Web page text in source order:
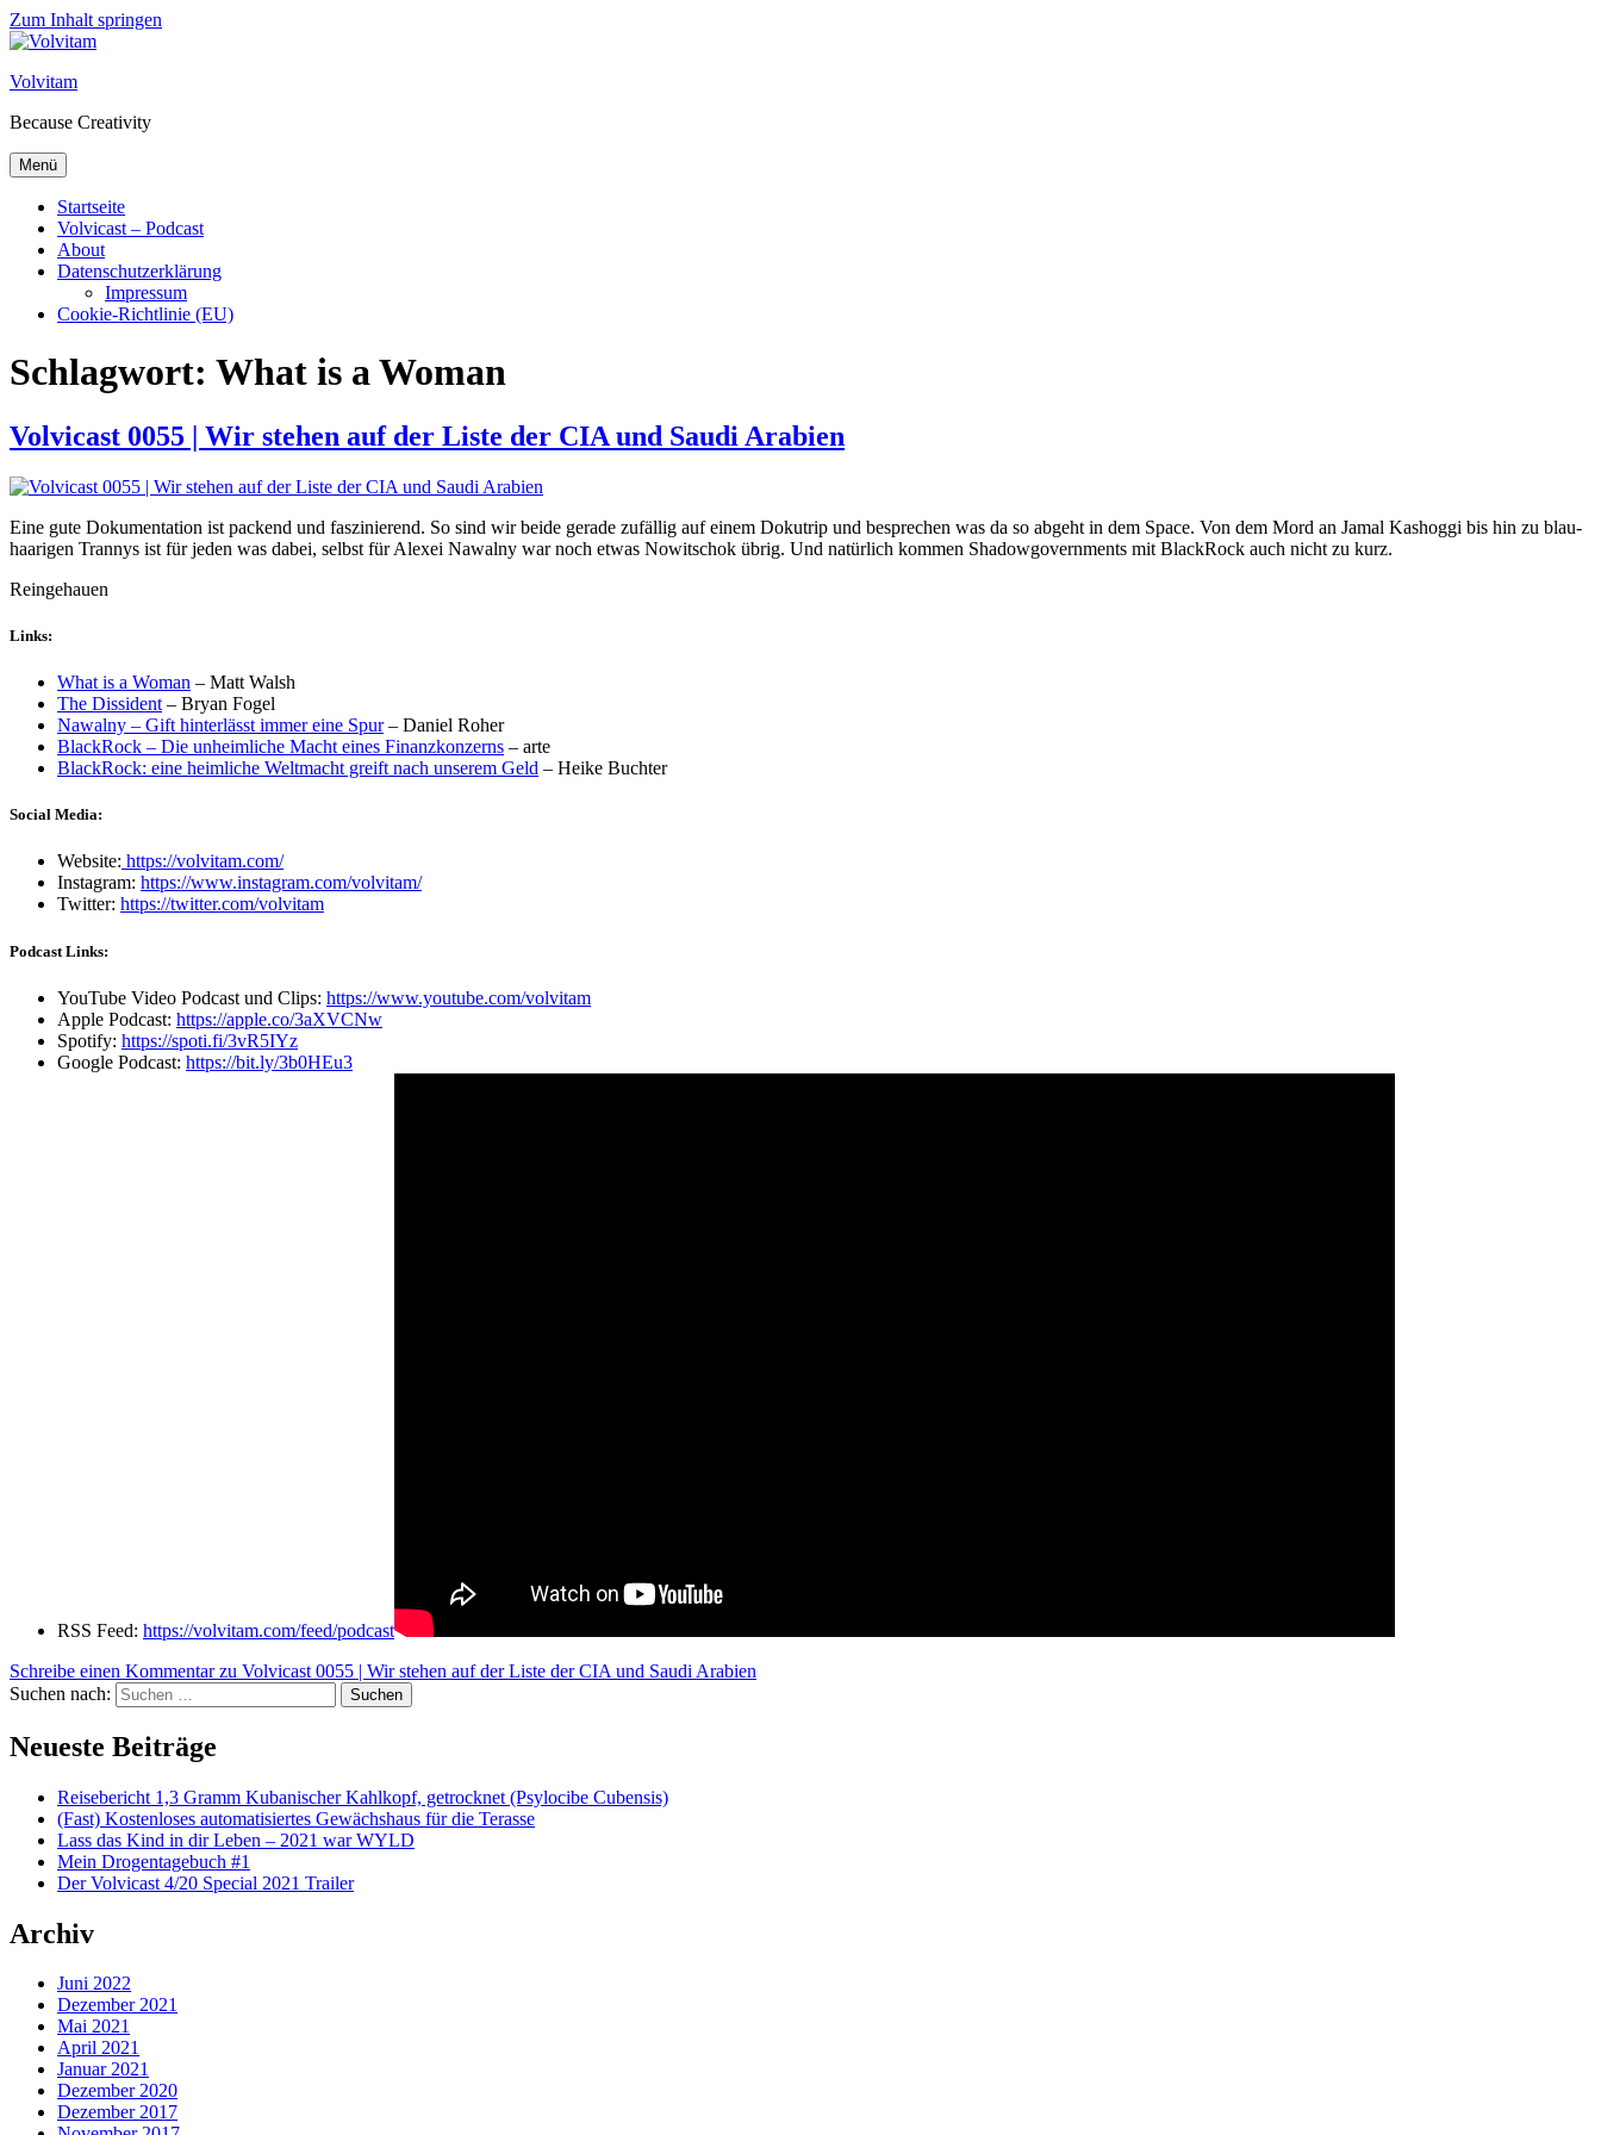
Zum Inhalt springen
Volvitam
Because Creativity
Menü
Startseite
Volvicast – Podcast
About
Datenschutzerklärung
Impressum
Cookie-Richtlinie (EU)
Schlagwort: What is a Woman
Volvicast 0055 | Wir stehen auf der Liste der CIA und Saudi Arabien
Eine gute Dokumentation ist packend und faszinierend. So sind wir beide gerade zufällig auf einem Dokutrip und besprechen was da so abgeht in dem Space. Von dem Mord an Jamal Kashoggi bis hin zu blau-
haarigen Trannys ist für jeden was dabei, selbst für Alexei Nawalny war noch etwas Nowitschok übrig. Und natürlich kommen Shadowgovernments mit BlackRock auch nicht zu kurz.
Reingehauen
Links:
What is a Woman – Matt Walsh
The Dissident – Bryan Fogel
Nawalny – Gift hinterlässt immer eine Spur– Daniel Roher
BlackRock – Die unheimliche Macht eines Finanzkonzerns – arte
BlackRock: eine heimliche Weltmacht greift nach unserem Geld – Heike Buchter
Social Media:
Website: https://volvitam.com/
Instagram: https://www.instagram.com/volvitam/
Twitter: https://twitter.com/volvitam
Podcast Links:
YouTube Video Podcast und Clips: https://www.youtube.com/volvitam
Apple Podcast: https://apple.co/3aXVCNw
Spotify: https://spoti.fi/3vR5IYz
Google Podcast: https://bit.ly/3b0HEu3
RSS Feed: https://volvitam.com/feed/podcast
Schreibe einen Kommentarzu Volvicast 0055 | Wir stehen auf der Liste der CIA und Saudi Arabien
Suchen nach:
Suchen
Neueste Beiträge
Reisebericht 1,3 Gramm Kubanischer Kahlkopf, getrocknet (Psylocibe Cubensis)
(Fast) Kostenloses automatisiertes Gewächshaus für die Terasse
Lass das Kind in dir Leben – 2021 war WYLD
Mein Drogentagebuch #1
Der Volvicast 4/20 Special 2021 Trailer
Archiv
Juni 2022
Dezember 2021
Mai 2021
April 2021
Januar 2021
Dezember 2020
Dezember 2017